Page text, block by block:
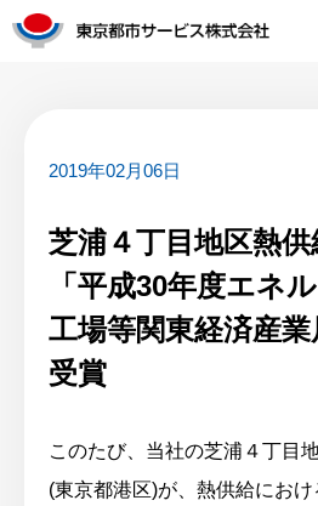
2019年02月06日
芝浦４丁目地区熱
「平成30年度エネ
工場等関東経済産
受賞
このたび、当社の芝浦４丁目
(東京都港区)が、熱供給にお